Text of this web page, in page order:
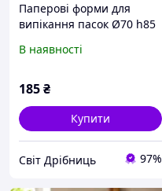
Паперові форми для
випікання пасок Ø70 h85
форми з Українським
50 штук 150 грам
В наявності
185₴
Купити
Світ Дрібниць 97%